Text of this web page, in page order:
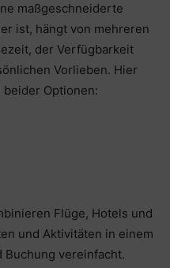
maßgeschneiderte
ist, hängt von mehreren
der Verfügbarkeit
Vorlieben. Hier
Optionen:
Flüge, Hotels und
und Aktivitäten in einem
Buchung vereinfacht.